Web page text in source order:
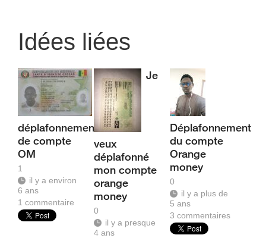
Idées liées
déplafonnement
de compte
OM
1
il y a environ
6 ans
1 commentaire
Je
veux
déplafonné
mon compte
orange
money
0
il y a presque
4 ans
Déplafonnement
du compte
Orange
money
0
il y a plus de
5 ans
3commentaires